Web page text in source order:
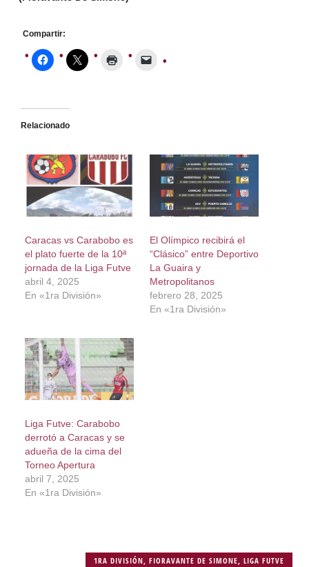
Compartir:
Relacionado
Caracas vs Carabobo es
el plato fuerte de la 10ª
jornada de la Liga Futve
abril 4, 2025
En «1ra División»
El Olímpico recibirá el
“Clásico” entre Deportivo
La Guaira y
Metropolitanos
febrero 28, 2025
En «1ra División»
Liga Futve: Carabobo
derrotó a Caracas y se
adueña de la cima del
Torneo Apertura
abril 7, 2025
En «1ra División»
1RA DIVISIÓN,FIORAVANTE DE SIMONE,LIGA FUTVE